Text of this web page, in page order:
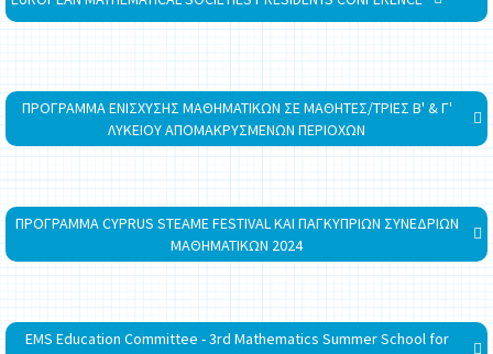
ΠΡΟΓΡΑΜΜΑ ΕΝΙΣΧΥΣΗΣ ΜΑΘΗΜΑΤΙΚΩΝ ΣΕ ΜΑΘΗΤΕΣ/ΤΡΙΕΣ Β' & Γ'
ΛΥΚΕΙΟΥ ΑΠΟΜΑΚΡΥΣΜΕΝΩΝ ΠΕΡΙΟΧΩΝ
ΠΡΟΓΡΑΜΜΑ CYPRUS STEAME FESTIVAL ΚΑΙ ΠΑΓΚΥΠΡΙΩΝ ΣΥΝΕΔΡΙΩΝ
ΜΑΘΗΜΑΤΙΚΩΝ 2024
EMS Education Committee - 3rd Mathematics Summer School for